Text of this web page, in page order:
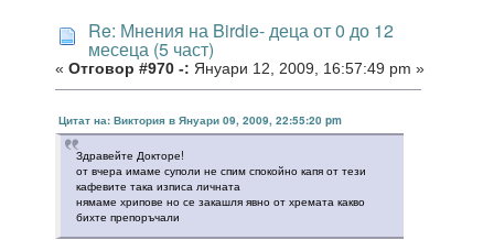
Re: Мнения на Birdie- деца от 0 до 12
месеца (5 част)
« Отговор #970 -: Януари 12, 2009, 16:57:49 pm »
Цитат на: Виктория в Януари 09, 2009, 22:55:20 pm
Здравейте Докторе!
от вчера имаме суполи не спим спокойно капя от тези
кафевите така изписа личната
нямаме хрипове но се закашля явно от хремата какво
бихте препоръчали